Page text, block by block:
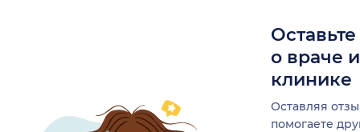
о враче
клинике
Оставляя
помогаете